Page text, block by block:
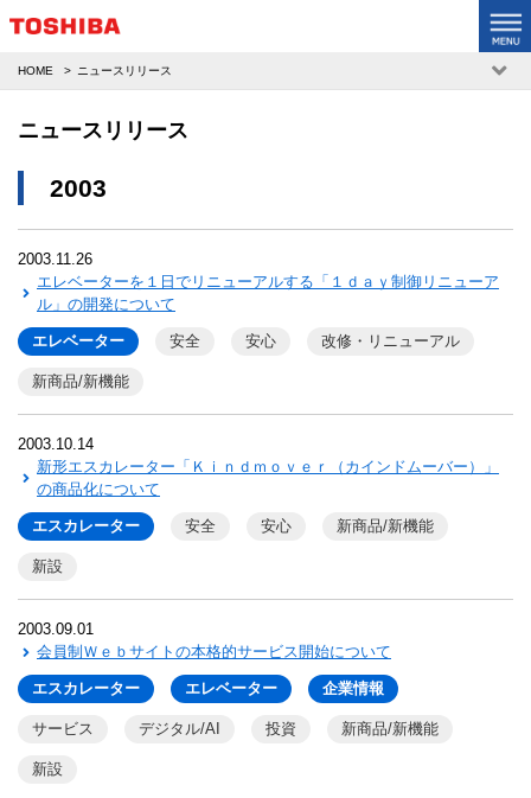
HOME ニュースリリース
ニュースリリース
2003
2003.11.26
エレベーターを１日でリニューアルする「１ｄａｙ制御リニューア
ル」の開発について
エレベーター 安全 安心 改修・リニューアル
新商品/新機能
2003.10.14
新形エスカレーター「Ｋｉｎｄｍｏｖｅｒ（カインドムーバー）」
の商品化について
エスカレーター 安全 安心 新商品/新機能
新設
2003.09.01
会員制Ｗｅｂサイトの本格的サービス開始について
エスカレーター エレベーター 企業情報
サービス デジタル/AI 投資 新商品/新機能
新設